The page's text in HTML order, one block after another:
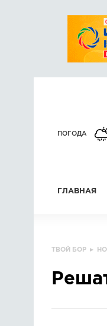
ПОГОДА
ГЛАВНАЯ
ТВОЙ БОР ▸